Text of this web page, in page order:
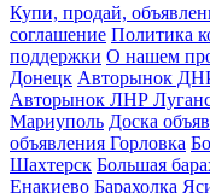
Купи, продай,
соглашение Политика
поддержки О нашем
Донецк Авторынок
Авторынок ЛНР
Мариуполь Доска
объявления Горловка
Шахтерск Большая
Енакиево Барахолка